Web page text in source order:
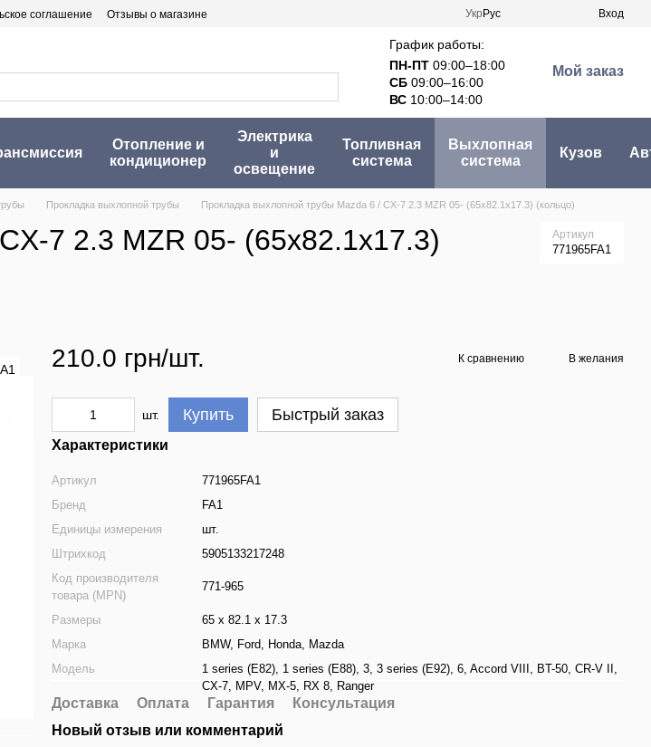
соглашение Отзывы о магазине Укр Рус Вход
График работы:
ПН-ПТ 09:00–18:00
СБ 09:00–16:00
ВС 10:00–14:00
Мой заказ
Отопление и
кондиционер
Электрика
и
освещение
Топливная
система
Выхлопная
система
Кузов
Прокладка выхлопной трубы Прокладка выхлопной трубы Mazda 6 / CX-7 2.3 MZR 05- (65x82.1x17.3) (кольцо)
7 2.3 MZR 05- (65x82.1x17.3)
Артикул
771965FA1
210.0 грн/шт. К сравнению В желания
шт. Купить Быстрый заказ
Характеристики
Артикул
771965FA1
Бренд
FA1
Единицы измерения
шт.
Штрихкод
5905133217248
Код производителя
товара (MPN)
771-965
Размеры
65 x 82.1 x 17.3
Марка
BMW, Ford, Honda, Mazda
Модель
1 series (E82), 1 series (E88), 3, 3 series (E92), 6, Accord VIII , BT-50, CR-V II ,
CX-7, MPV, MX-5, RX 8, Ranger
Доставка Оплата Гарантия
Консультация
Новый отзыв или комментарий